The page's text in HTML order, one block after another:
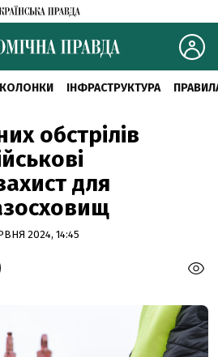
КОЛОНКИ ІНФРАСТРУКТУРА
обстрілів
для
2024, 14:45